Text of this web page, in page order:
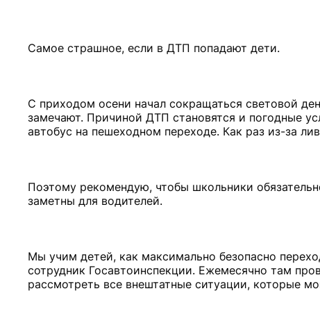
Самое страшное, если в ДТП попадают дети.
С приходом осени начал сокращаться световой
замечают. Причиной ДТП становятся и погодные
автобус на пешеходном переходе. Как раз из-за
Поэтому рекомендую, чтобы школьники
заметны для водителей.
Мы учим детей, как максимально безопасно
сотрудник Госавтоинспекции. Ежемесячно там
рассмотреть все внештатные ситуации, которые